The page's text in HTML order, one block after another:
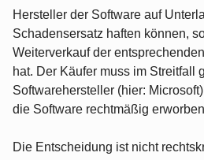
Hersteller der Software auf
Schadensersatz haften können,
Weiterverkauf der
hat. Der Käufer muss im Streitfall
Softwarehersteller (hier:
die Software rechtmäßig
Die Entscheidung ist nicht